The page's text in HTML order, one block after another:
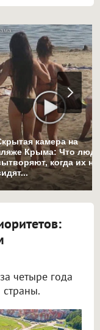
камера на
Крыма: Что
когда их не
четыре года